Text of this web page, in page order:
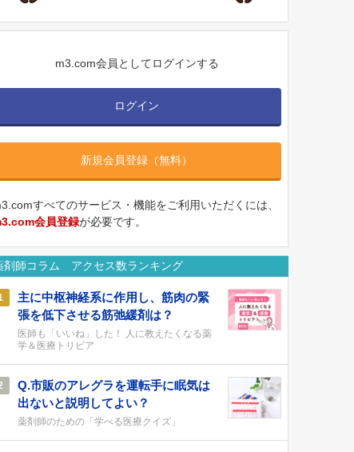
m3.com会員としてログインする
ログイン
新規会員登録（無料）
すべてのサービス・機能をご利用いただくには、
会員登録が必要です。
剤師コラム アクセス数ランキング
主に中枢神経系に作用し、筋肉の緊
張を低下させる筋弛緩剤は？
医師も「いいね」した！ 人に教えたくなる薬
学＆医療トリビア
Q.市販のアレグラを運転手に眠気は
出ないと説明してよい？
薬剤師のための「学べる医療クイズ」